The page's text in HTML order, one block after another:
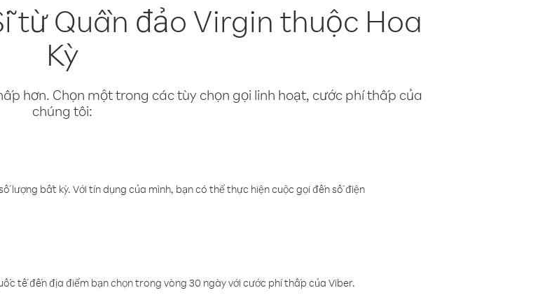
từ Quần đảo Virgin thuộc Hoa
Kỳ
hơn. Chọn một trong các tùy chọn gọi linh hoạt, cước phí thấp của
chúng tôi:
lượng bất kỳ. Với tín dụng của mình, bạn có thể thực hiện cuộc gọi đến số điện
tế đến địa điểm bạn chọn trong vòng 30 ngày với cước phí thấp của Viber.